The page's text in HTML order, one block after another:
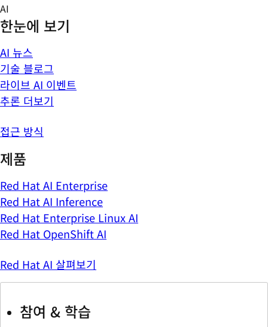
Skip
to
content
AI
한눈에 보기
AI 뉴스
기술 블로그
라이브 AI 이벤트
추론 더보기
접근 방식
제품
Red Hat AI Enterprise
Red Hat AI Inference
Red Hat Enterprise Linux AI
Red Hat OpenShift AI
Red Hat AI 살펴보기
참여 & 학습